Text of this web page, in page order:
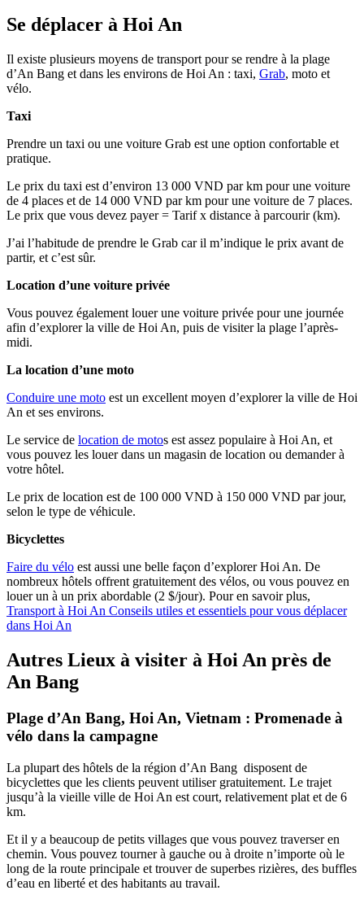
Se déplacer à Hoi An
Il existe plusieurs moyens de transport pour se rendre à la plage
d’An Bang et dans les environs de Hoi An : taxi, Grab, moto et
vélo.
Taxi
Prendre un taxi ou une voiture Grab est une option confortable et
pratique.
Le prix du taxi est d’environ 13 000 VND par km pour une voiture
de 4 places et de 14 000 VND par km pour une voiture de 7 places.
Le prix que vous devez payer = Tarif x distance à parcourir (km).
J’ai l’habitude de prendre le Grab car il m’indique le prix avant de
partir, et c’est sûr.
Location d’une voiture privée
Vous pouvez également louer une voiture privée pour une journée
afin d’explorer la ville de Hoi An, puis de visiter la plage l’après-
midi.
La location d’une moto
Conduire une moto est un excellent moyen d’explorer la ville de Hoi
An et ses environs.
Le service de location de motos est assez populaire à Hoi An, et
vous pouvez les louer dans un magasin de location ou demander à
votre hôtel.
Le prix de location est de 100 000 VND à 150 000 VND par jour,
selon le type de véhicule.
Bicyclettes
Faire du vélo est aussi une belle façon d’explorer Hoi An. De
nombreux hôtels offrent gratuitement des vélos, ou vous pouvez en
louer un à un prix abordable (2 $/jour). Pour en savoir plus,
Transport à Hoi An Conseils utiles et essentiels pour vous déplacer
dans Hoi An
Autres Lieux à visiter à Hoi An près de
An Bang
Plage d’An Bang, Hoi An, Vietnam : Promenade à
vélo dans la campagne
La plupart des hôtels de la région d’An Bang disposent de
bicyclettes que les clients peuvent utiliser gratuitement. Le trajet
jusqu’à la vieille ville de Hoi An est court, relativement plat et de 6
km.
Et il y a beaucoup de petits villages que vous pouvez traverser en
chemin. Vous pouvez tourner à gauche ou à droite n’importe où le
long de la route principale et trouver de superbes rizières, des buffles
d’eau en liberté et des habitants au travail.